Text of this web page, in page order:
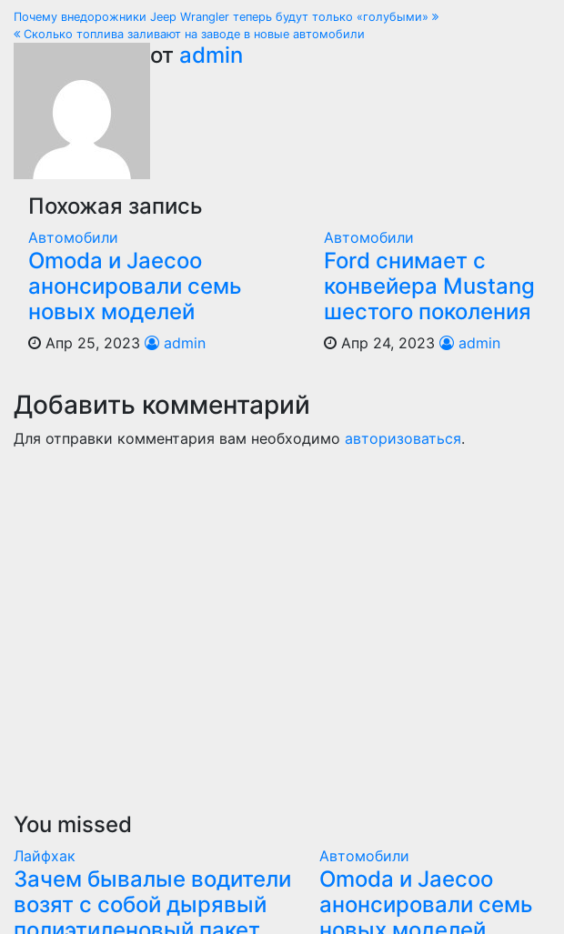
Навигация
записям
Почему внедорожники Jeep Wrangler теперь будут только «голубыми»
Сколько топлива заливают на заводе в новые автомобили
от admin
Похожая запись
Автомобили
Оmoda и Jaecoo
анонсировали семь
новых моделей
Апр 25, 2023 admin
Автомобили
Ford снимает с
конвейера Mustang
шестого поколения
Апр 24, 2023 admin
Добавить комментарий
Для отправки комментария вам необходимо авторизоваться.
You missed
Лайфхак
Зачем бывалые водители
возят с собой дырявый
Автомобили
Оmoda и Jaecoo
анонсировали семь